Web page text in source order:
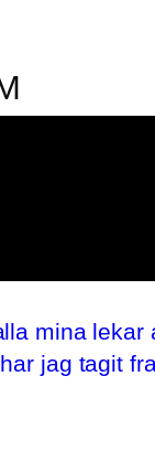
mina
jag tagit